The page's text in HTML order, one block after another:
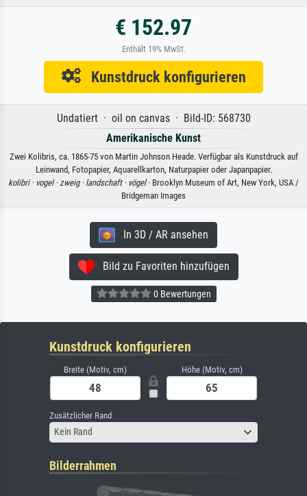
€ 152.97
Enthält 19% MwSt.
Kunstdruck konfigurieren
Undatiert · oil on canvas · Bild-ID: 568730
Amerikanische Kunst
Zwei Kolibris, ca. 1865-75 von Martin Johnson Heade. Verfügbar als Kunstdruck auf
Leinwand, Fotopapier, Aquarellkarton, Naturpapier oder Japanpapier.
kolibri · vogel · zweig · landschaft · vögel· Brooklyn Museum of Art, New York, USA /
Bridgeman Images
In 3D / AR ansehen
Bild zu Favoriten hinzufügen
0 Bewertungen
Kunstdruck konfigurieren
Breite (Motiv, cm) Höhe (Motiv, cm)
Zusätzlicher Rand
Kein Rand
Bilderrahmen